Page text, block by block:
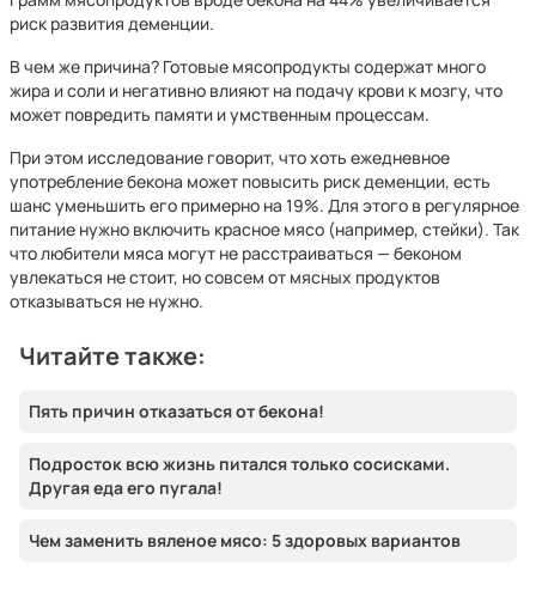
риск развития деменции.
В чем же причина? Готовые мясопродукты содержат много
жира и соли и негативно влияют на подачу крови к мозгу, что
может повредить памяти и умственным процессам.
При этом исследование говорит, что хоть ежедневное
употребление бекона может повысить риск деменции, есть
шанс уменьшить его примерно на 19%. Для этого в регулярное
питание нужно включить красное мясо (например, стейки). Так
что любители мяса могут не расстраиваться — беконом
увлекаться не стоит, но совсем от мясных продуктов
отказываться не нужно.
Читайте также:
Пять причин отказаться от бекона!
Подросток всю жизнь питался только сосисками.
Другая еда его пугала!
Чем заменить вяленое мясо: 5 здоровых вариантов